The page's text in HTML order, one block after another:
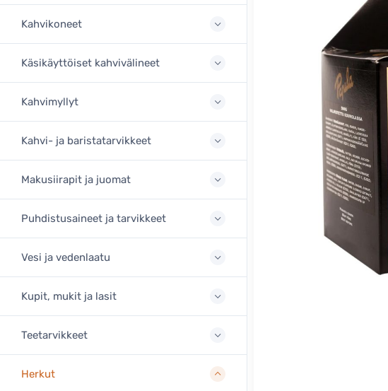
Kahvikoneet
Käsikäyttöiset kahvivälineet
Kahvimyllyt
Kahvi- ja baristatarvikkeet
Makusiirapit ja juomat
Puhdistusaineet ja tarvikkeet
Vesi ja vedenlaatu
Kupit, mukit ja lasit
Teetarvikkeet
Herkut